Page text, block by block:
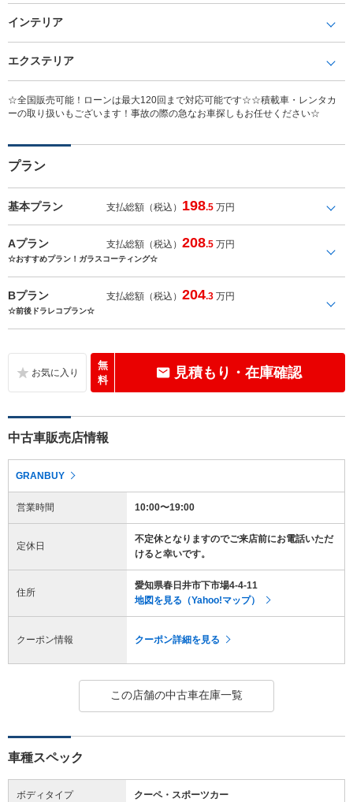
インテリア
エクステリア
☆全国販売可能！ローンは最大120回まで対応可能です☆☆積載車・レンタカ
ーの取り扱いもございます！事故の際の急なお車探しもお任せください☆
プラン
基本プラン 支払総額（税込） 198.5 万円
Aプラン 支払総額（税込）208.5 万円
☆おすすめプラン！ガラスコーティング☆
Bプラン 支払総額（税込）204.3 万円
☆前後ドラレコプラン☆
無
料
見積もり・在庫確認
中古車販売店情報
GRANBUY
営業時間 10:00〜19:00
定休日
不定休となりますのでご来店前にお電話いただ
けると幸いです。
住所
愛知県春日井市下市場4-4-11
地図を見る（Yahoo!マップ）
クーポン情報 クーポン詳細を見る
この店舗の中古車在庫一覧
車種スペック
ボディタイプ クーペ・スポーツカー